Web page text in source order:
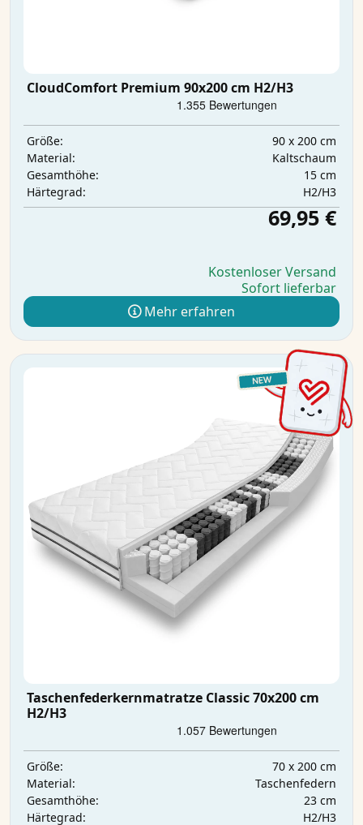
CloudComfort Premium 90x200 cm H2/H3
Größe:
90 x 200 cm
Material:
Kaltschaum
Gesamthöhe:
15 cm
Härtegrad:
H2/H3
69,95 €
Kostenloser Versand
Sofort lieferbar
Mehr erfahren
Taschenfederkernmatratze Classic 70x200 cm
H2/H3
Größe:
70 x 200 cm
Material:
Taschenfedern
Gesamthöhe:
23 cm
Härtegrad:
H2/H3